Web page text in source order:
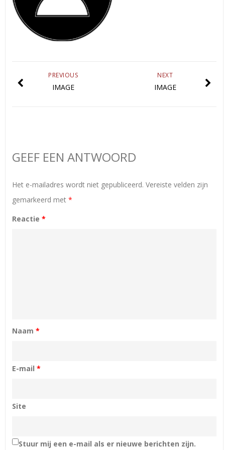
NEXT
IMAGE
PREVIOUS
IMAGE
GEEF EEN ANTWOORD
Het e-mailadres wordt niet gepubliceerd. Vereiste velden zijn
gemarkeerd met *
Reactie *
Naam *
E-mail *
Site
Stuur mij een e-mail als er nieuwe berichten zijn.